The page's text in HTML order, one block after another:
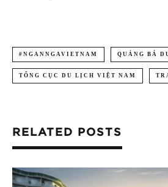
#NGANNGAVIETNAM QUẢNG BÁ
TỔNG CỤC DU LỊCH VIỆT NAM
RELATED POSTS